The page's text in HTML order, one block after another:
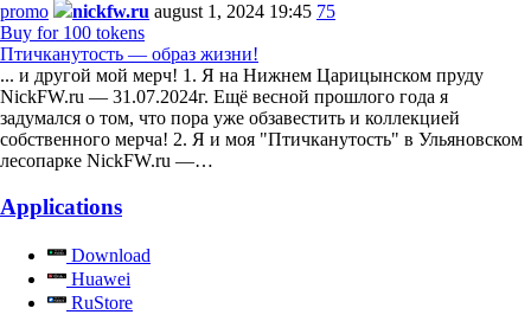
promo nickfw.ru august 1, 2024 19:45 75
Buy for 100 tokens
Птичканутость — образ жизни!
... и другой мой мерч! 1. Я на Нижнем Царицынском пруду
NickFW.ru — 31.07.2024г. Ещё весной прошлого года я
задумался о том, что пора уже обзавестить и коллекцией
собственного мерча! 2. Я и моя "Птичканутость" в Ульяновском
лесопарке NickFW.ru —…
Applications
Download
Huawei
RuStore